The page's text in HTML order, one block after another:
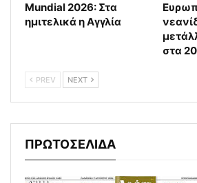
Mundial 2026: Στα
ημιτελικά η Αγγλία
στα
PREV NEXT
ΠΡΩΤΟΣΕΛΙΔΑ